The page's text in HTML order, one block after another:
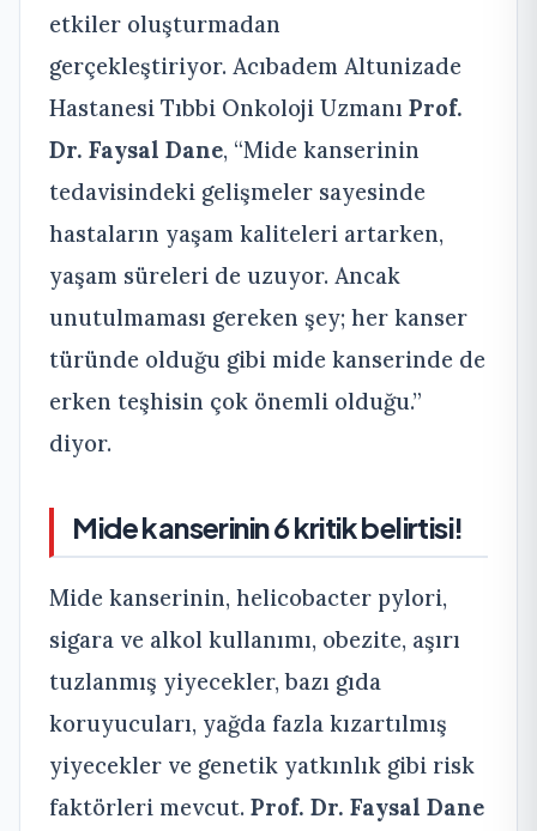
etkiler oluşturmadan
gerçekleştiriyor. Acıbadem Altunizade
Hastanesi Tıbbi Onkoloji Uzmanı Prof.
Dr. Faysal Dane, “Mide kanserinin
tedavisindeki gelişmeler sayesinde
hastaların yaşam kaliteleri artarken,
yaşam süreleri de uzuyor. Ancak
unutulmaması gereken şey; her kanser
türünde olduğu gibi mide kanserinde de
erken teşhisin çok önemli olduğu.”
diyor.
Mide kanserinin 6 kritik belirtisi!
Mide kanserinin, helicobacter pylori,
sigara ve alkol kullanımı, obezite, aşırı
tuzlanmış yiyecekler, bazı gıda
koruyucuları, yağda fazla kızartılmış
yiyecekler ve genetik yatkınlık gibi risk
faktörleri mevcut. Prof. Dr. Faysal Dane